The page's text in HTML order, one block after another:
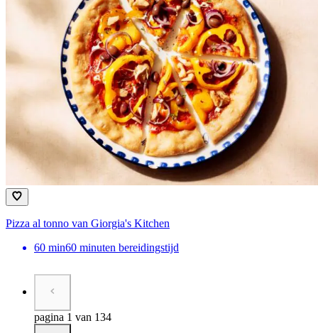
Pizza al tonno van Giorgia's Kitchen
60 min60 minuten bereidingstijd
pagina 1 van 134